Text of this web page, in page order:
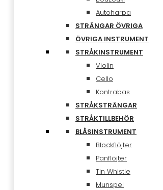
Autoharpa
STRÄNGAR ÖVRIGA
ÖVRIGA INSTRUMENT
STRÅKINSTRUMENT
Violin
Cello
Kontrabas
STRÅKSTRÄNGAR
STRÅKTILLBEHÖR
BLÅSINSTRUMENT
Blockflöjter
Panflöjter
Tin Whistle
Munspel